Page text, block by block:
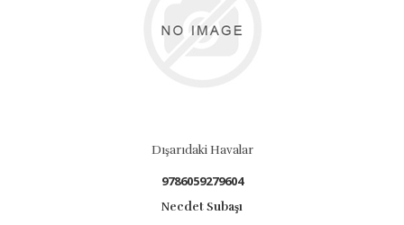
Dışarıdaki Havalar
9786059279604
Necdet Subaşı